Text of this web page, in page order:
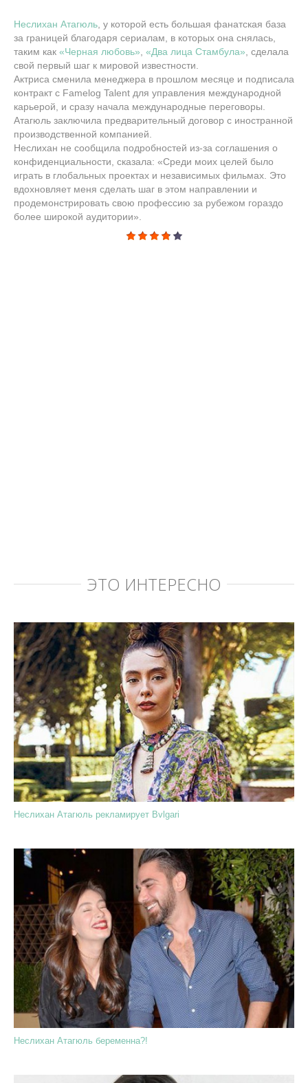
Неслихан Атагюль , у которой есть большая фанатская база
за границей благодаря сериалам, в которых она снялась,
таким как «Черная любовь» «Два лица Стамбула» , сделала
свой первый шаг к мировой известности.
Актриса сменила менеджера в прошлом месяце и подписала
контракт с Famelog Talent для управления международной
карьерой, и сразу начала международные переговоры.
Атагюль заключила предварительный договор с иностранной
производственной компанией.
Неслихан не сообщила подробностей из-за соглашения о
конфиденциальности, сказала: «Среди моих целей было
играть в глобальных проектах и независимых фильмах. Это
вдохновляет меня сделать шаг в этом направлении и
продемонстрировать свою профессию за рубежом гораздо
более широкой аудитории».
ЭТО ИНТЕРЕСНО
Неслихан Атагюль рекламирует Bvlgari
Неслихан Атагюль беременна?!